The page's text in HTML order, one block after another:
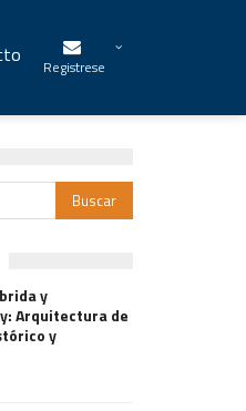
Registrese
y
Arquitectura de
y